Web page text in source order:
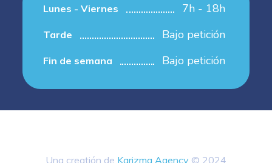
Lunes - Viernes 7h - 18h
Tarde Bajo petición
Fin de semana Bajo petición
Una creatión de Karizma Agency © 2024